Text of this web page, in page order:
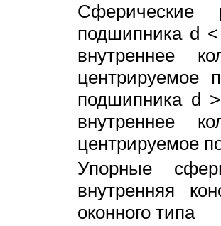
Сферические
подшипника d
внутреннее
центрируемое
подшипника d
внутреннее
центрируемое
Упорные
внутренняя
оконного типа